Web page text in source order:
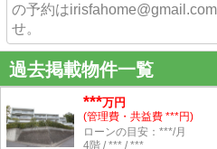
の予約は
せ。
過去掲載物件一覧
***万円
(管理費・共益費 ***円)
ローンの目安：***/月
4階 / *** / ***